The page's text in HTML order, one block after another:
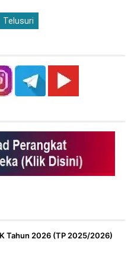
Tahun 2026 (TP 2025/2026)